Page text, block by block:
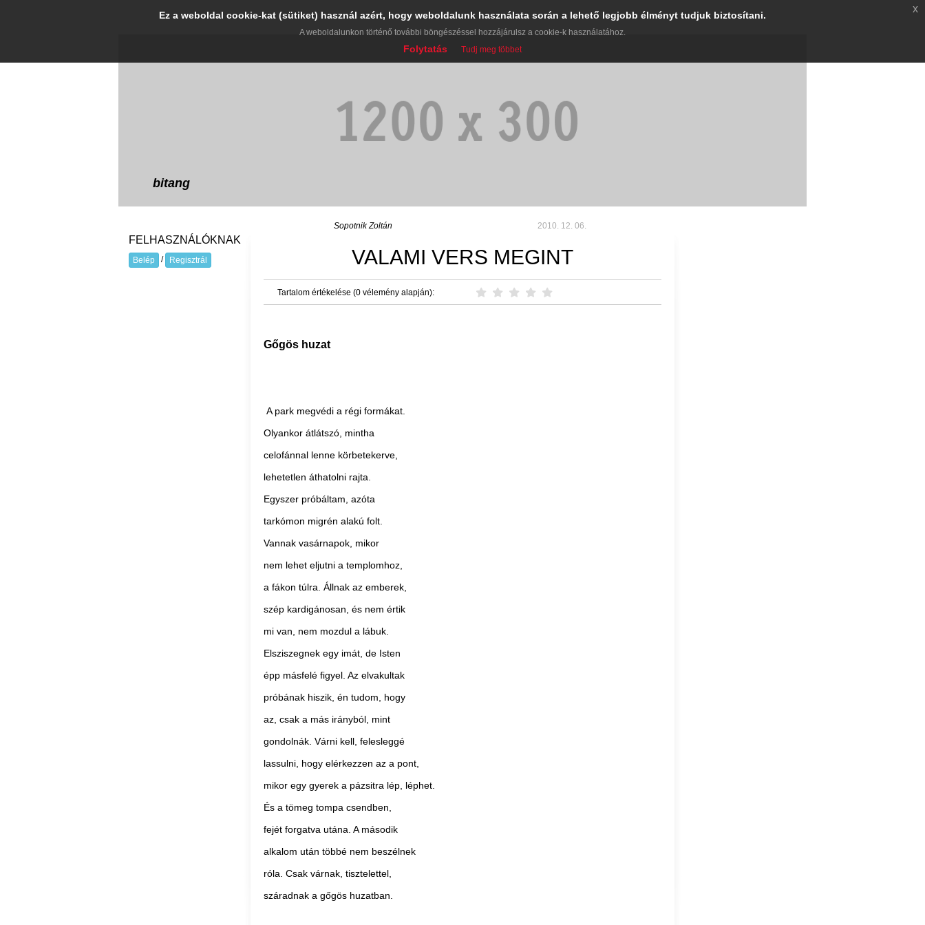
bitang
Sopotnik Zoltán 2010. 12. 06.
VALAMI VERS MEGINT
Tartalom értékelése (0 vélemény alapján):
Gőgös huzat
A park megvédi a régi formákat.
Olyankor átlátszó, mintha
celofánnal lenne körbetekerve,
lehetetlen áthatolni rajta.
Egyszer próbáltam, azóta
tarkómon migrén alakú folt.
Vannak vasárnapok, mikor
nem lehet eljutni a templomhoz,
a fákon túlra. Állnak az emberek,
szép kardigánosan, és nem értik
mi van, nem mozdul a lábuk.
Elsziszegnek egy imát, de Isten
épp másfelé figyel. Az elvakultak
próbának hiszik, én tudom, hogy
az, csak a más irányból, mint
gondolnák. Várni kell, felesleggé
lassulni, hogy elérkezzen az a pont,
mikor egy gyerek a pázsitra lép, léphet.
És a tömeg tompa csendben,
fejét forgatva utána. A második
alkalom után többé nem beszélnek
róla. Csak várnak, tisztelettel,
száradnak a gőgös huzatban.
FELHASZNÁLÓKNAK
Belép / Regisztrál
Ez a weboldal cookie-kat (sütiket) használ azért, hogy weboldalunk használata során a lehető legjobb élményt tudjuk biztosítani.
A weboldalunkon történő további böngészéssel hozzájárulsz a cookie-k használatához.
Folytatás Tudj meg többet
x